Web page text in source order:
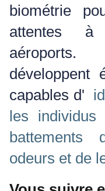
biométrie
attentes
aéroports.
développent
capables d'
les
odeurs et de